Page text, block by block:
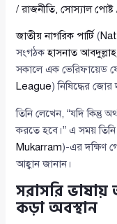
/রাজনীতি,সোস্যাল পোষ্ট
জাতীয় নাগরিক পার্টি (
সংগঠকহাসনাত আবদুল্লাহ
সকালে এক ভেরিফায়েড
League) নিষিদ্ধের জোর
তিনি লেখেন, “যদি কিন্তু
করতে হবে।” এ সময়
Mukarram)-এর দক্ষিণ
আহ্বান জানান।
সরাসরি
কড়া অবস্থান